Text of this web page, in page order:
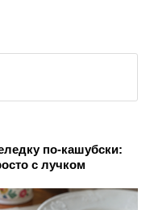
по-кашубски:
с лучком